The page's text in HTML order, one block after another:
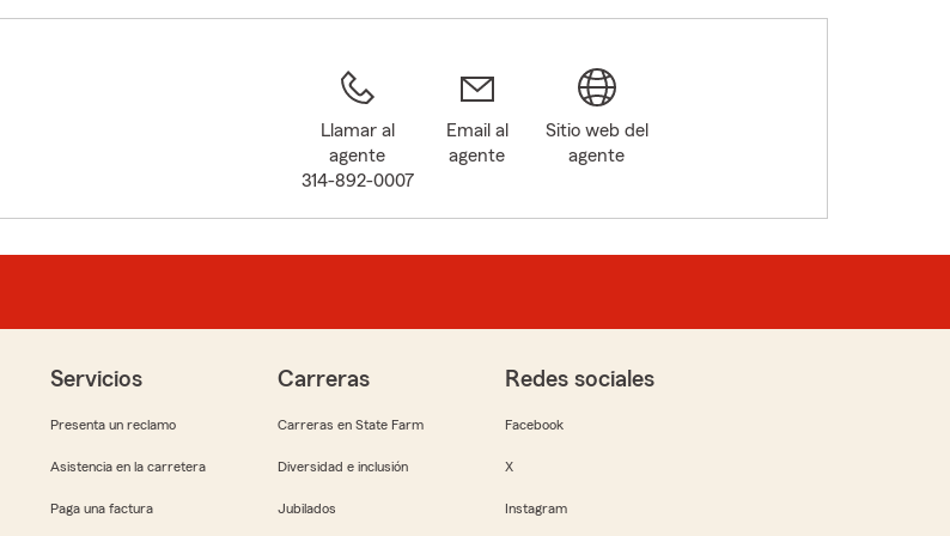
Llamar al
agente
314-892-0007
Email al
agente
Sitio web del
agente
Servicios
Presenta un reclamo
Asistencia en la carretera
Paga una factura
Carreras
Carreras en State Farm
Diversidad e inclusión
Jubilados
Redes sociales
Facebook
X
Instagram